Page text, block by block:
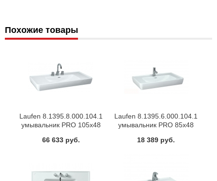
Похожие товары
Laufen 8.1395.8.000.104.1
умывальник PRO 105х48
66 633 руб.
Laufen 8.1395.6.000.104.1
умывальник PRO 85х48
18 389 руб.